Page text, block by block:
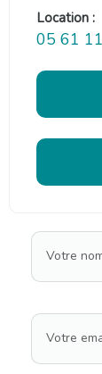
Location :
05 61
Votre
Votre